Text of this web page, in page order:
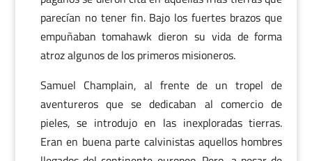
parecían no tener fin. Bajo los fuertes brazos que
empuñaban tomahawk dieron su vida de forma
atroz algunos de los primeros misioneros.
Samuel Champlain, al frente de un tropel de
aventureros que se dedicaban al comercio de
pieles, se introdujo en las inexploradas tierras.
Eran en buena parte calvinistas aquellos hombres